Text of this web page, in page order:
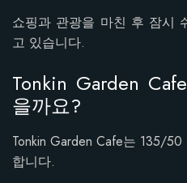
쇼핑과 관광을 마친 후 잠시
고 있습니다.
Tonkin Garden
을까요?
Tonkin Garden Cafe는 135/
합니다.